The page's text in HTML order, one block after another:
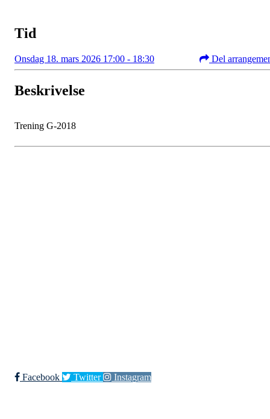
Tid
Onsdag 18. mars 2026 17:00 - 18:30 Del
Beskrivelse
Trening G-2018
Facebook Twitter Instagram